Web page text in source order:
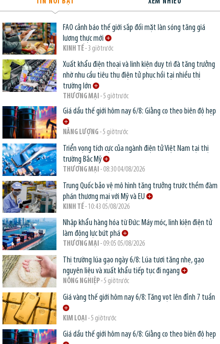
FAO cảnh báo thế giới sắp đối mặt làn sóng tăng giá
lương thực mới
KINH TẾ- 3 giờ trước
Xuất khẩu điện thoại và linh kiện duy trì đà tăng trưởng
nhờ nhu cầu tiêu thụ điện tử phục hồi tại nhiều thị
trường lớn
THƯƠNG MẠI - 5 giờ trước
Giá dầu thế giới hôm nay 6/8: Giằng co theo biên độ hẹp
NĂNG LƯỢNG - 5 giờ trước
Triển vọng tích cực của ngành điện tử Việt Nam tại thị
trường Bắc Mỹ
THƯƠNG MẠI - 08:30 04/08/2026
Trung Quốc bảo vệ mô hình tăng trưởng trước thềm đàm
phán thương mại với Mỹ và EU
KINH TẾ- 10:43 05/08/2026
Nhập khẩu hàng hóa từ Đức: Máy móc, linh kiện điện tử
làm động lực bứt phá
THƯƠNG MẠI - 09:05 05/08/2026
Thị trường lúa gạo ngày 6/8: Lúa tươi tăng nhẹ, gạo
nguyên liệu và xuất khẩu tiếp tục đi ngang
NÔNG NGHIỆP- 5 giờ trước
Giá vàng thế giới hôm nay 6/8: Tăng vọt lên đỉnh 7 tuần
KIM LOẠI - 5 giờ trước
Giá dầu thế giới hôm nay 6/8: Giằng co theo biên độ hẹp